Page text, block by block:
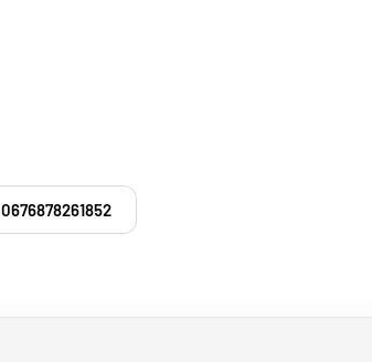
0676878261852